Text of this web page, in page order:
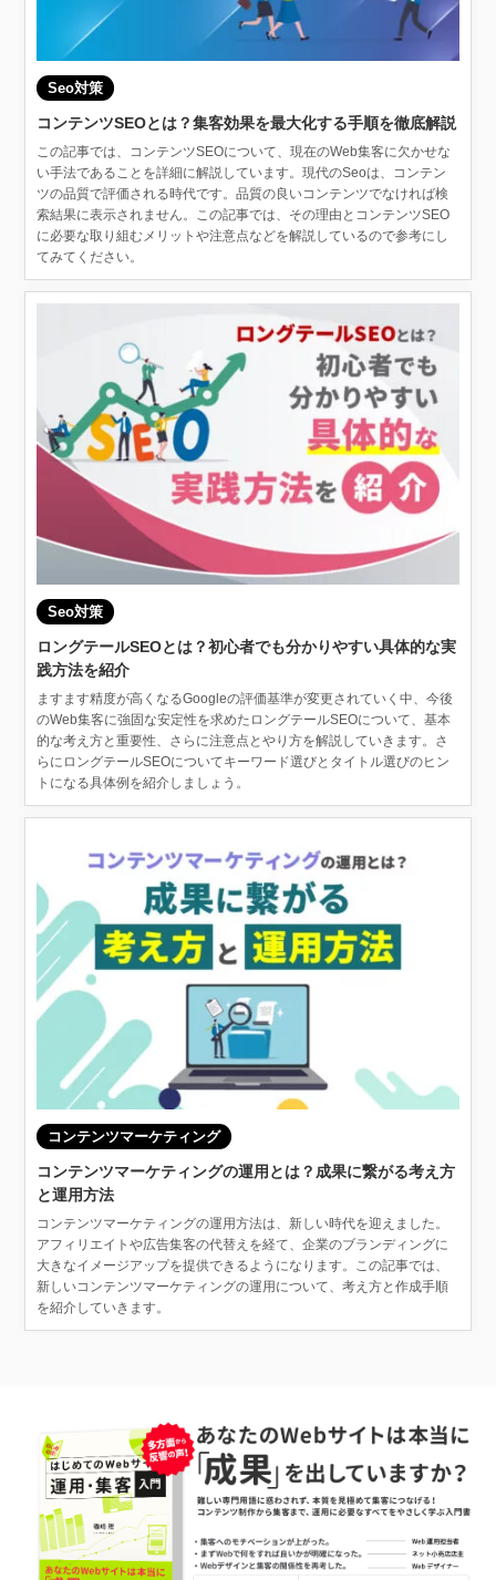
Seo対策
コンテンツSEOとは？集客効果を最大化する手順を徹底解説
この記事では、コンテンツSEOについて、現在のWeb集客に欠かせな
い手法であることを詳細に解説しています。現代のSeoは、コンテン
ツの品質で評価される時代です。品質の良いコンテンツでなければ検
索結果に表示されません。この記事では、その理由とコンテンツSEO
に必要な取り組むメリットや注意点などを解説しているので参考にし
てみてください。
Seo対策
ロングテールSEOとは？初心者でも分かりやすい具体的な実
践方法を紹介
ますます精度が高くなるGoogleの評価基準が変更されていく中、今後
のWeb集客に強固な安定性を求めたロングテールSEOについて、基本
的な考え方と重要性、さらに注意点とやり方を解説していきます。さ
らにロングテールSEOについてキーワード選びとタイトル選びのヒン
トになる具体例を紹介しましょう。
コンテンツマーケティング
コンテンツマーケティングの運用とは？成果に繋がる考え方
と運用方法
コンテンツマーケティングの運用方法は、新しい時代を迎えました。
アフィリエイトや広告集客の代替えを経て、企業のブランディングに
大きなイメージアップを提供できるようになります。この記事では、
新しいコンテンツマーケティングの運用について、考え方と作成手順
を紹介していきます。